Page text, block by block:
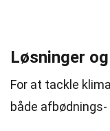
Løsninger
For at tackle
både